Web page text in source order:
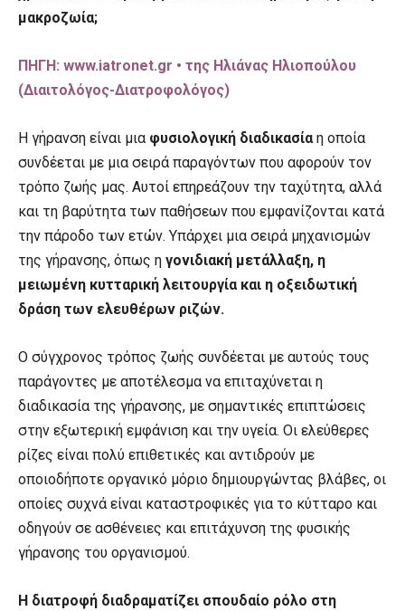
μακροζωία;
ΠΗΓΗ: www.iatronet.gr • της Ηλιάνας Ηλιοπούλου
(Διαιτολόγος-Διατροφολόγος)
Η γήρανση είναι μια φυσιολογική διαδικασίαη οποία
συνδέεται με μια σειρά παραγόντων που αφορούν τον
τρόπο ζωής μας. Αυτοί επηρεάζουν την ταχύτητα, αλλά
και τη βαρύτητα των παθήσεων που εμφανίζονται κατά
την πάροδο των ετών. Υπάρχει μια σειρά μηχανισμών
της γήρανσης, όπως η γονιδιακή μετάλλαξη, η
μειωμένη κυτταρική λειτουργία και η οξειδωτική
δράση των ελευθέρων ριζών.
Ο σύγχρονος τρόπος ζωής συνδέεται με αυτούς τους
παράγοντες με αποτέλεσμα να επιταχύνεται η
διαδικασία της γήρανσης, με σημαντικές επιπτώσεις
στην εξωτερική εμφάνιση και την υγεία. Οι ελεύθερες
ρίζες είναι πολύ επιθετικές και αντιδρούν με
οποιοδήποτε οργανικό μόριο δημιουργώντας βλάβες, οι
οποίες συχνά είναι καταστροφικές για το κύτταρο και
οδηγούν σε ασθένειες και επιτάχυνση της φυσικής
γήρανσης του οργανισμού.
Η διατροφή διαδραματίζει σπουδαίο ρόλο στη